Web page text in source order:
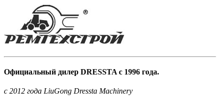
Официальный дилер DRESSTA с 1996 года.
c 2012 года LiuGong Dressta Machinery